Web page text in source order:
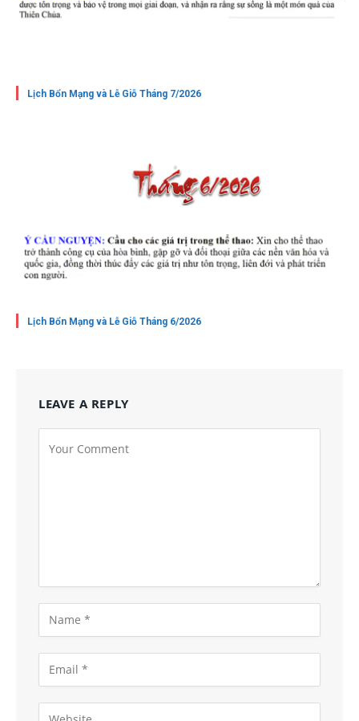
Lịch Bổn Mạng và Lễ Giỗ Tháng 7/2026
Lịch Bổn Mạng và Lễ Giỗ Tháng 6/2026
LEAVE A REPLY